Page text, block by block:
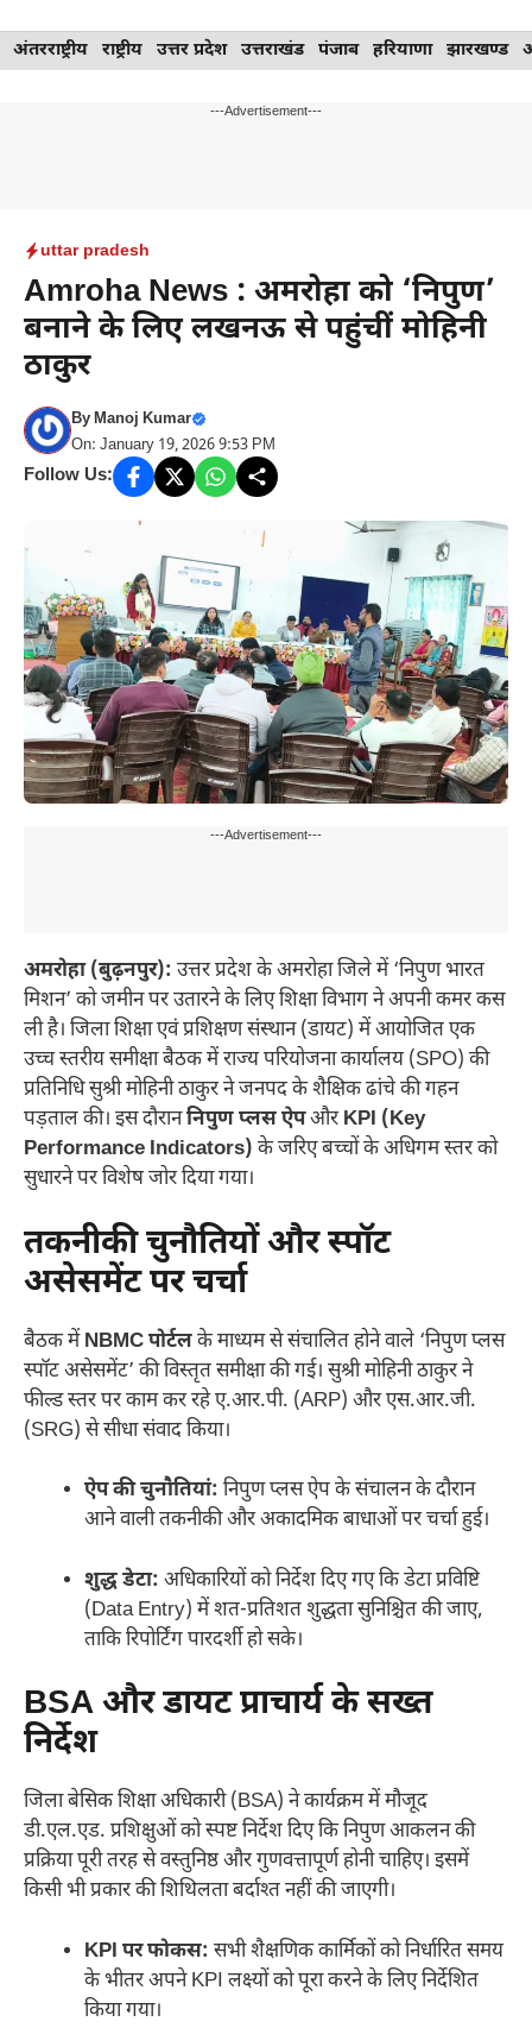
Skip
to
अंतरराष्ट्रीय राष्ट्रीय उत्तर प्रदेश उत्तराखंड पंजाब हरियाणा झारखण्ड
---Advertisement---
uttar pradesh
Amroha News : अमरोहा को ‘निपुण’
बनाने के लिए लखनऊ से पहुंचीं मोहिनी
ठाकुर
ByManoj Kumar
On: January 19, 2026 9:53 PM
Follow Us:
---Advertisement---
अमरोहा (बुढ़नपुर): उत्तर प्रदेश के अमरोहा जिले में ‘निपुण भारत
मिशन’ को जमीन पर उतारने के लिए शिक्षा विभाग ने अपनी कमर कस
ली है। जिला शिक्षा एवं प्रशिक्षण संस्थान (डायट) में आयोजित एक
उच्च स्तरीय समीक्षा बैठक में राज्य परियोजना कार्यालय (SPO) की
प्रतिनिधि सुश्री मोहिनी ठाकुर ने जनपद के शैक्षिक ढांचे की गहन
पड़ताल की। इस दौराननिपुण प्लस ऐपऔरKPI (Key
Performance Indicators) के जरिए बच्चों के अधिगम स्तर को
सुधारने पर विशेष जोर दिया गया।
तकनीकी चुनौतियों और स्पॉट
असेसमेंट पर चर्चा
बैठक मेंNBMC पोर्टलके माध्यम से संचालित होने वाले ‘निपुण प्लस
स्पॉट असेसमेंट’ की विस्तृत समीक्षा की गई। सुश्री मोहिनी ठाकुर ने
फील्ड स्तर पर काम कर रहे ए.आर.पी. (ARP) और एस.आर.जी.
(SRG) से सीधा संवाद किया।
ऐप की चुनौतियां: निपुण प्लस ऐप के संचालन के दौरान
आने वाली तकनीकी और अकादमिक बाधाओं पर चर्चा हुई।
शुद्ध डेटा: अधिकारियों को निर्देश दिए गए कि डेटा प्रविष्टि
(Data Entry) में शत-प्रतिशत शुद्धता सुनिश्चित की जाए,
ताकि रिपोर्टिंग पारदर्शी हो सके।
BSA और डायट प्राचार्य के सख्त
निर्देश
जिला बेसिक शिक्षा अधिकारी (BSA) ने कार्यक्रम में मौजूद
डी.एल.एड. प्रशिक्षुओं को स्पष्ट निर्देश दिए कि निपुण आकलन की
प्रक्रिया पूरी तरह से वस्तुनिष्ठ और गुणवत्तापूर्ण होनी चाहिए। इसमें
किसी भी प्रकार की शिथिलता बर्दाश्त नहीं की जाएगी।
KPI पर फोकस: सभी शैक्षणिक कार्मिकों को निर्धारित समय
के भीतर अपने KPI लक्ष्यों को पूरा करने के लिए निर्देशित
किया गया।